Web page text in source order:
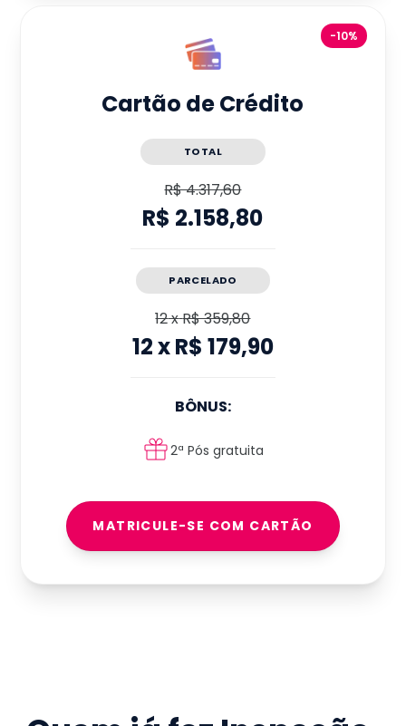
-10%
Cartão de Crédito
TOTAL
R$ 4.317,60
R$ 2.158,80
PARCELADO
12xR$ 359,80
12xR$ 179,90
BÔNUS:
2ª Pós gratuita
MATRICULE-SE COM CARTÃO